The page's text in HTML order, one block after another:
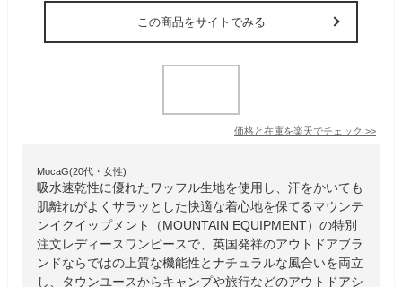
この商品をサイトでみる
価格と在庫を楽天でチェック >>
MocaG(20代・女性)
吸水速乾性に優れたワッフル生地を使用し、汗をかいても
肌離れがよくサラッとした快適な着心地を保てるマウンテ
ンイクイップメント（MOUNTAIN EQUIPMENT）の特別
注文レディースワンピースで、英国発祥のアウトドアブラ
ンドならではの上質な機能性とナチュラルな風合いを両立
し、タウンユースからキャンプや旅行などのアウトドアシ